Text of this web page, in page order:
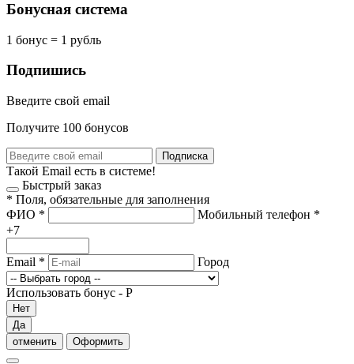
Бонусная система
1 бонус = 1 рубль
Подпишись
Введите свой email
Получите 100 бонусов
Подписка
Такой Email есть в системе!
Быстрый заказ
* Поля, обязательные для заполнения
ФИО * Мобильный телефон *
+7
Email * Город
Использовать бонус - Р
Нет
Да
отменить
Оформить